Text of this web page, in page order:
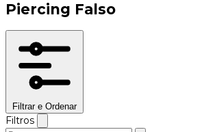
Piercing Falso
Filtrar e Ordenar
Filtros